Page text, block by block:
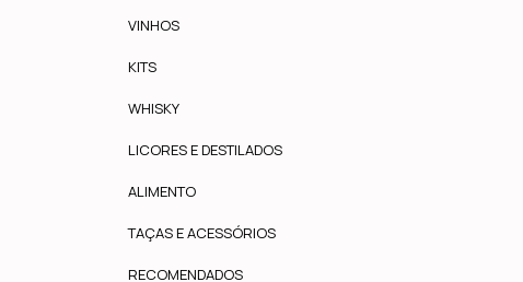
VINHOS
KITS
WHISKY
LICORES E DESTILADOS
ALIMENTO
TAÇAS E ACESSÓRIOS
RECOMENDADOS